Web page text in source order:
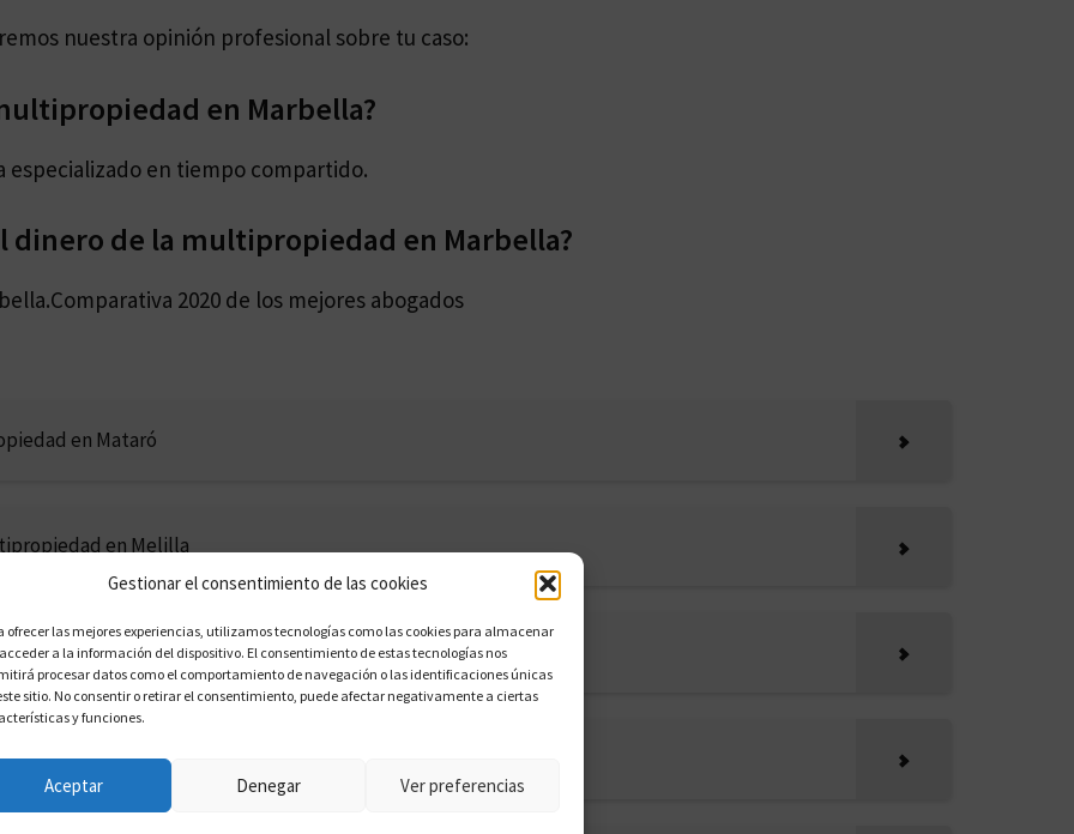
Gestionar el consentimiento de las cookies
ofrecer las mejores experiencias, utilizamos tecnologías como las cookies para almacenar
a la información del dispositivo. El consentimiento de estas tecnologías nos
procesar datos como el comportamiento de navegación o las identificaciones únicas
sitio. No consentir o retirar el consentimiento, puede afectar negativamente a ciertas
y funciones.
Aceptar Denegar Ver preferencias
nuestra opinión profesional sobre tu caso:
en Marbella?
especializado en tiempo compartido.
dinero de la multipropiedad en Marbella?
2020 de los mejores abogados
en Mataró
en Melilla
en Mérida
en Mijas